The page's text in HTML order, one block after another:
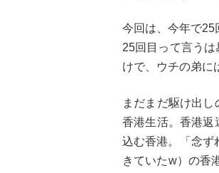
今回は、今年で25
25回目って言う
けで、ウチの弟に
まだまだ駆け出
香港生活。香港返
込む香港。「念ず
きていたw）の香